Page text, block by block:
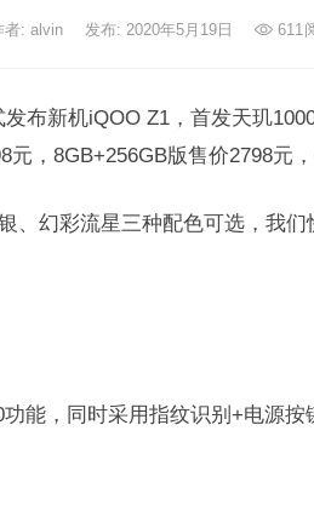
者: alvin 发布: 2020年5月19日 611
布新机iQOO Z1，首发天玑
元，8GB+256GB版售价2798元
、幻彩流星三种配色可选，我
功能，同时采用指纹识别+电源按